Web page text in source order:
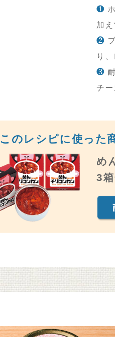
❶
加え
❷
り
❸
チ
このレシピに使った
め
3